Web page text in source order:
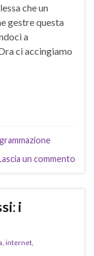
che un
gestre questa
a
ci accingiamo
un commento
i
internet